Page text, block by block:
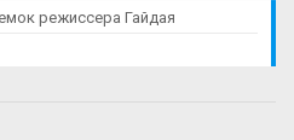
режиссера Гайдая